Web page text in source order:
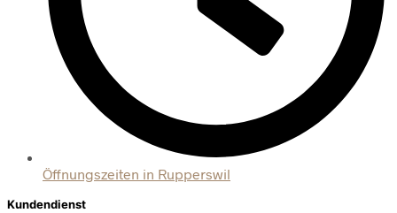
Öffnungszeiten in Rupperswil
Kundendienst